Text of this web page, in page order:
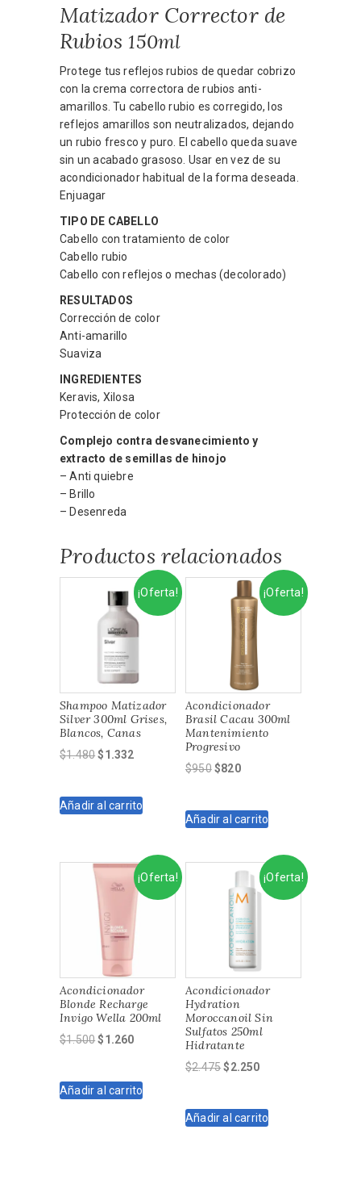
Matizador Corrector de
Rubios 150ml
Protege tus reflejos rubios de quedar cobrizo
con la crema correctora de rubios anti-
amarillos. Tu cabello rubio es corregido, los
reflejos amarillos son neutralizados, dejando
un rubio fresco y puro. El cabello queda suave
sin un acabado grasoso. Usar en vez de su
acondicionador habitual de la forma deseada.
Enjuagar
TIPO DE CABELLO
Cabello con tratamiento de color
Cabello rubio
Cabello con reflejos o mechas (decolorado)
RESULTADOS
Corrección de color
Anti-amarillo
Suaviza
INGREDIENTES
Keravis, Xilosa
Protección de color
Complejo contra desvanecimiento y
extracto de semillas de hinojo
– Anti quiebre
– Brillo
– Desenreda
Productos relacionados
¡Oferta!
Shampoo Matizador
Silver 300ml Grises,
Blancos, Canas
$1.480El
era:
$1.332
es:
Añadir al carrito
¡Oferta!
Acondicionador
Brasil Cacau 300ml
Mantenimiento
Progresivo
$950El
era:
$820El
es:
Añadir al carrito
¡Oferta!
Acondicionador
Blonde Recharge
Invigo Wella 200ml
$1.500El
era:
$1.260El
es:
Añadir al carrito
¡Oferta!
Acondicionador
Hydration
Moroccanoil Sin
Sulfatos 250ml
Hidratante
$2.475El
era:
$2.250El
es:
Añadir al carrito